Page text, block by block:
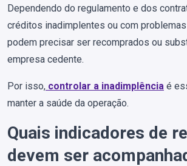
Dependendo do regulamento e dos
créditos inadimplentes ou com
podem precisar ser recomprados ou
empresa cedente.
Por isso, controlar a inadimplência é
manter a saúde da operação.
Quais indicadores de
devem ser